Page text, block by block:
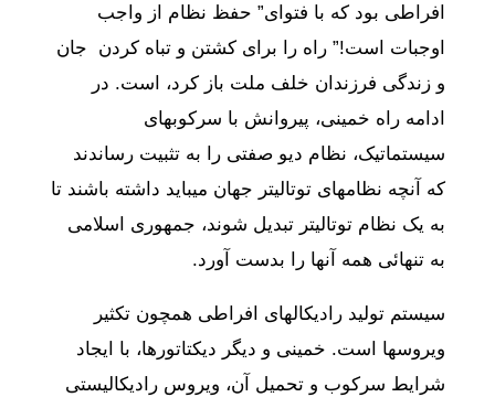
افراطی بود که با فتوای” حفظ نظام از واجب
اوجبات است!” راه را برای کشتن و تباه کردن جان
و زندگی فرزندان خلف ملت باز کرد، است. در
ادامه راه خمینی، پیروانش با سرکوبهای
سیستماتیک، نظام دیو صفتی را به تثبیت رساندند
که آنچه نظامهای توتالیتر جهان میباید داشته باشند تا
به یک نظام توتالیتر تبدیل شوند، جمهوری اسلامی
به تنهائی همه آنها را بدست آورد.
سیستم تولید رادیکالهای افراطی همچون تکثیر
ویروسها است. خمینی و دیگر دیکتاتورها، با ایجاد
شرایط سرکوب و تحمیل آن، ویروس رادیکالیستی